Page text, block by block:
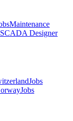
Maintenance
SCADA Designer
Jobs
Jobs